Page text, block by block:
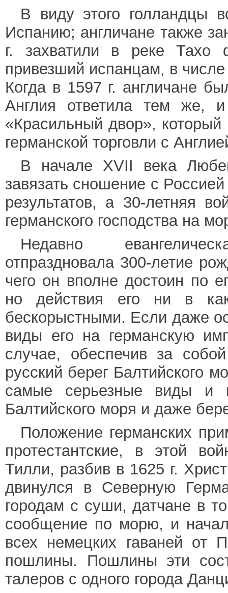
В виду этого голландцы
Испанию; англичане также
г. захватили в реке Тахо
привезший испанцам, в
Когда в 1597 г. англичане
Англия ответила тем же,
«Красильный двор»,
германской торговли с
В начале XVII века
завязать сношение с
результатов, а 30-летняя
германского господства на
Недавно
отпраздновала 300-летие
чего он вполне достоин по
но действия его ни в
бескорыстными. Если даже
виды его на германскую
случае, обеспечив за
русский берег Балтийского
самые серьезные виды и
Балтийского моря и даже
Положение германских
протестантские, в этой
Тилли, разбив в 1625 г.
двинулся в Северную
городам с суши, датчане в
сообщение по морю, и
всех немецких гаваней от
пошлины. Пошлины эти
талеров с одного города